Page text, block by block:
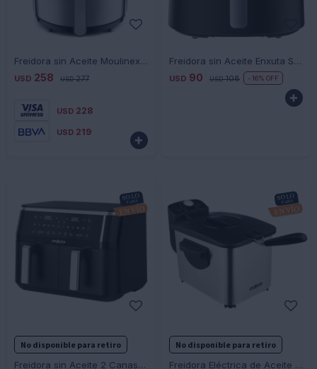
Freidora sin Aceite Moulinex Easyfry Deluxe
USD 258 USD 277
USD 228
USD 219

Freidora sin Aceite Enxuta SDAENXFSA1116 6 Litros
USD 90 USD 108 16

No disponible para retiro
Freidora sin Aceite 2 Canastos Enxuta SDAENXFSA2111
No disponible para retiro
Freidora Eléctrica de Aceite Enxuta SDAENXF8813